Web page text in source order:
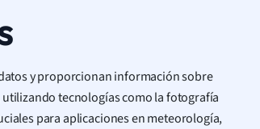
y proporcionan información sobre
tecnologías como la fotografía
para aplicaciones en meteorología,